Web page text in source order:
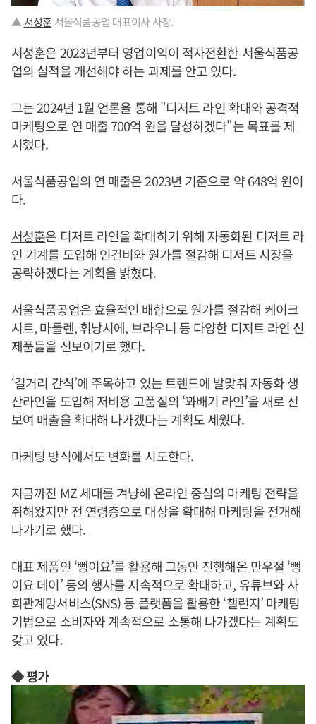
▲ 서성훈 서울식품공업 대표이사 사장.
서성훈은 2023년부터 영업이익이 적자전환한 서울식품공
업의 실적을 개선해야 하는 과제를 안고 있다.
그는 2024년 1월 언론을 통해 "디저트 라인 확대와 공격적
마케팅으로 연 매출 700억 원을 달성하겠다"는 목표를 제
시했다.
서울식품공업의 연 매출은 2023년 기준으로 약 648억 원이
다.
서성훈은 디저트 라인을 확대하기 위해 자동화된 디저트 라
인 기계를 도입해 인건비와 원가를 절감해 디저트 시장을
공략하겠다는 계획을 밝혔다.
서울식품공업은 효율적인 배합으로 원가를 절감해 케이크
시트, 마들렌, 휘낭시에, 브라우니 등 다양한 디저트 라인 신
제품들을 선보이기로 했다.
‘길거리 간식’에 주목하고 있는 트렌드에 발맞춰 자동화 생
산라인을 도입해 저비용 고품질의 ‘꽈배기 라인’을 새로 선
보여 매출을 확대해 나가겠다는 계획도 세웠다.
마케팅 방식에서도 변화를 시도한다.
지금까진 MZ 세대를 겨냥해 온라인 중심의 마케팅 전략을
취해왔지만 전 연령층으로 대상을 확대해 마케팅을 전개해
나가기로 했다.
대표 제품인 ‘뻥이요’를 활용해 그동안 진행해온 만우절 ‘뻥
이요 데이’ 등의 행사를 지속적으로 확대하고, 유튜브와 사
회관계망서비스(SNS) 등 플랫폼을 활용한 ‘챌린지’ 마케팅
기법으로 소비자와 계속적으로 소통해 나가겠다는 계획도
갖고 있다.
◆ 평가